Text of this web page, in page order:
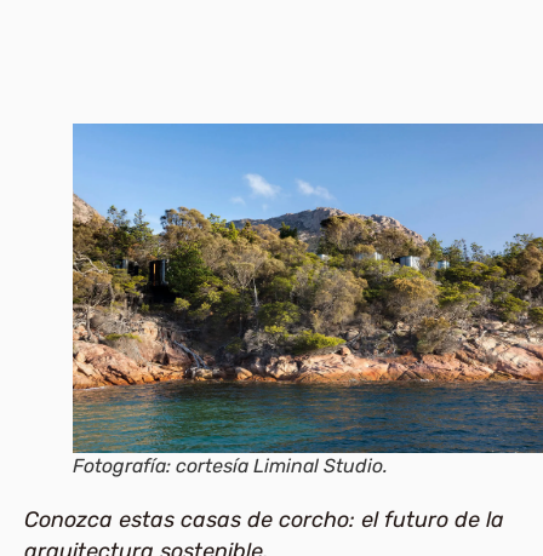
Fotografía: cortesía Liminal Studio.
Conozca estas casas de corcho: el futuro de la